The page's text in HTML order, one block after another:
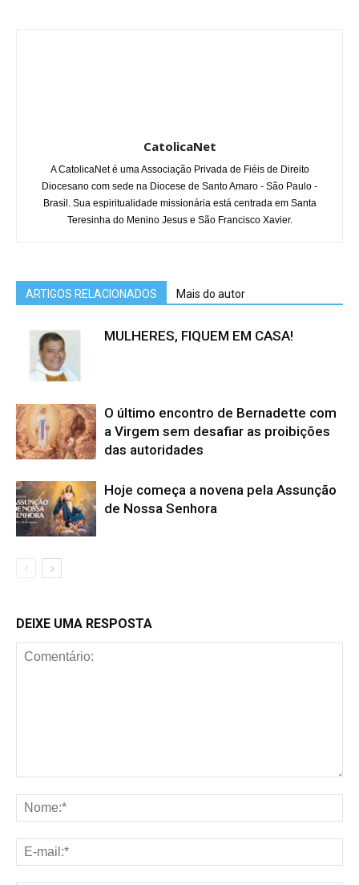
CatolicaNet
A CatolicaNet é uma Associação Privada de Fiéis de Direito
Diocesano com sede na Diocese de Santo Amaro - São Paulo -
Brasil. Sua espiritualidade missionária está centrada em Santa
Teresinha do Menino Jesus e São Francisco Xavier.
ARTIGOS RELACIONADOS Mais do autor
MULHERES, FIQUEM EM CASA!
O último encontro de Bernadette com
a Virgem sem desafiar as proibições
das autoridades
Hoje começa a novena pela Assunção
de Nossa Senhora
DEIXE UMA RESPOSTA